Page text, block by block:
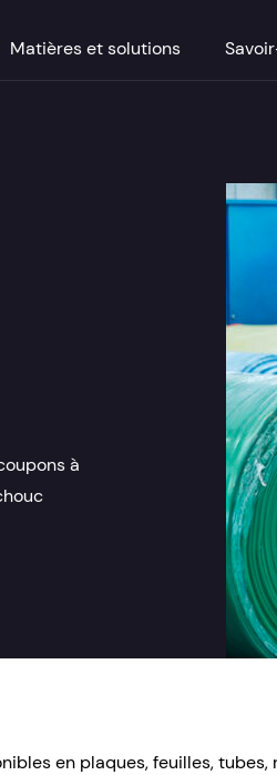
Matières et solutions
à
en plaques, feuilles,